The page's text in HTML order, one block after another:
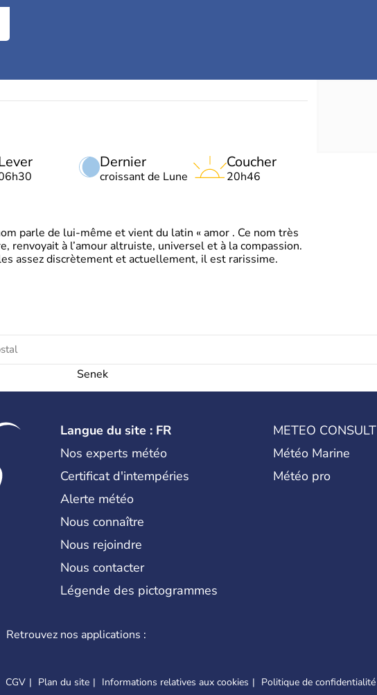
Dernier
croissant de Lune
Coucher
20h46
parle de lui-même et vient du latin « amor . Ce nom très
renvoyait à l’amour altruiste, universel et à la compassion.
assez discrètement et actuellement, il est rarissime.
Senek
Langue du site : FR
Nos experts météo
Certificat d'intempéries
Alerte météo
Nous connaître
Nous rejoindre
Nous contacter
Légende des pictogrammes
METEO CONSULT
Météo Marine
Météo pro
Retrouvez nos applications :
CGV Plan du site Informations relatives aux cookies Politique de confidentialité